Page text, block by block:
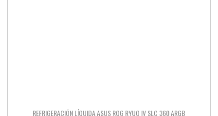
REFRIGERACIÓN LÍQUIDA ASUS ROG RYUO IV SLC 360 ARGB